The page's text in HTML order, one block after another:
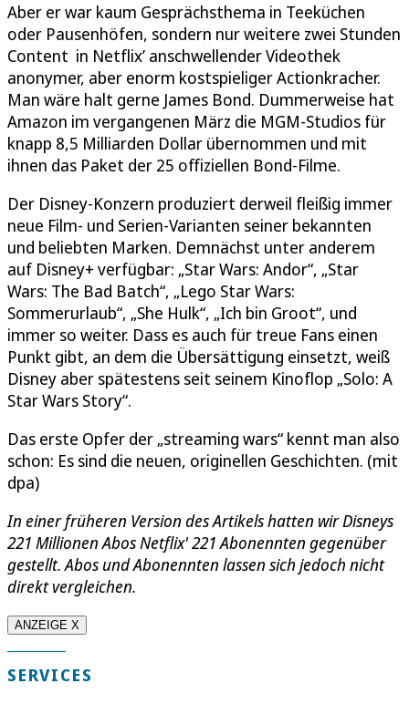
Aber er war kaum Gesprächsthema in Teeküchen
oder Pausenhöfen, sondern nur weitere zwei Stunden
Content in Netflix’ anschwellender Videothek
anonymer, aber enorm kostspieliger Actionkracher.
Man wäre halt gerne James Bond. Dummerweise hat
Amazon im vergangenen März die MGM-Studios für
knapp 8,5 Milliarden Dollar übernommen und mit
ihnen das Paket der 25 offiziellen Bond-Filme.
Der Disney-Konzern produziert derweil fleißig immer
neue Film- und Serien-Varianten seiner bekannten
und beliebten Marken. Demnächst unter anderem
auf Disney+ verfügbar: „Star Wars: Andor“, „Star
Wars: The Bad Batch“, „Lego Star Wars:
Sommerurlaub“, „She Hulk“, „Ich bin Groot“, und
immer so weiter. Dass es auch für treue Fans einen
Punkt gibt, an dem die Übersättigung einsetzt, weiß
Disney aber spätestens seit seinem Kinoflop „Solo: A
Star Wars Story“.
Das erste Opfer der „streaming wars“ kennt man also
schon: Es sind die neuen, originellen Geschichten. (mit
dpa)
In einer früheren Version des Artikels hatten wir Disneys
221 Millionen Abos Netflix' 221 Abonennten gegenüber
gestellt. Abos und Abonennten lassen sich jedoch nicht
direkt vergleichen.
ANZEIGE X
SERVICES